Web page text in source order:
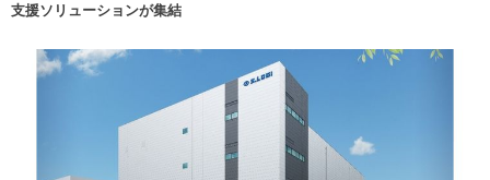
支援ソリューションが集結